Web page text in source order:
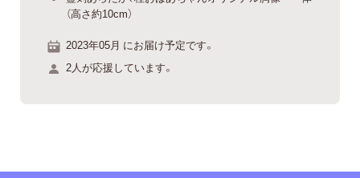
（高さ約10cm）
2023年05月 にお届け予定です。
2人が応援しています。